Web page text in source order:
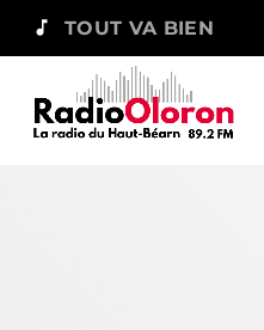
music_note TOUT VA BIEN